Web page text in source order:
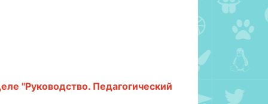
"Руководство. Педагогический